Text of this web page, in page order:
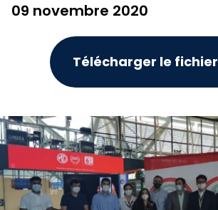
09 novembre 2020
Télécharger le fichier